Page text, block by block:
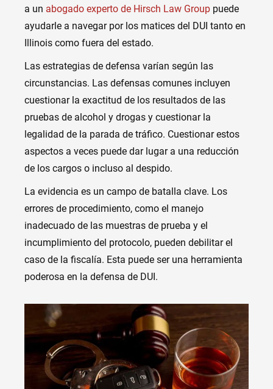
a un abogado experto de Hirsch Law Group puede
ayudarle a navegar por los matices del DUI tanto en
Illinois como fuera del estado.
Las estrategias de defensa varían según las
circunstancias. Las defensas comunes incluyen
cuestionar la exactitud de los resultados de las
pruebas de alcohol y drogas y cuestionar la
legalidad de la parada de tráfico. Cuestionar estos
aspectos a veces puede dar lugar a una reducción
de los cargos o incluso al despido.
La evidencia es un campo de batalla clave. Los
errores de procedimiento, como el manejo
inadecuado de las muestras de prueba y el
incumplimiento del protocolo, pueden debilitar el
caso de la fiscalía. Esta puede ser una herramienta
poderosa en la defensa de DUI.